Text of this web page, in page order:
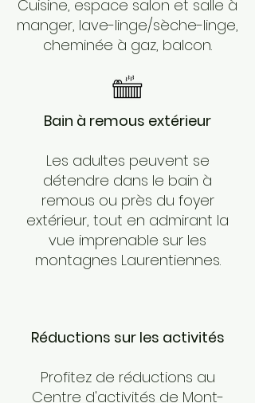
Cuisine, espace salon et salle à
manger, lave-linge/sèche-linge,
cheminée à gaz, balcon.
Bain à remous extérieur
Les adultes peuvent se
détendre dans le bain à
remous ou près du foyer
extérieur, tout en admirant la
vue imprenable sur les
montagnes Laurentiennes.
Réductions sur les activités
Profitez de réductions au
Centre d'activités de Mont-